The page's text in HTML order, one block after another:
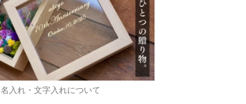
名入れ・文字入れについて